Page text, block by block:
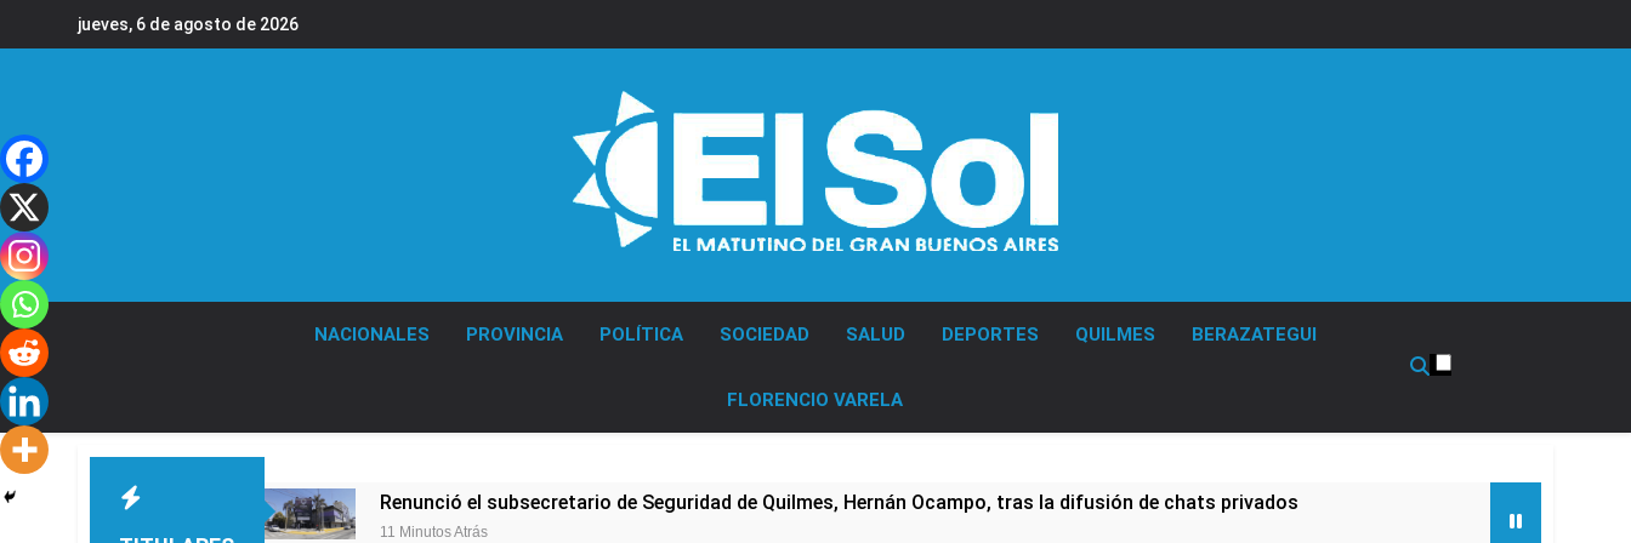
jueves, 6 de agosto de 2026
NACIONALES PROVINCIA POLÍTICA SOCIEDAD SALUD DEPORTES QUILMES BERAZATEGUI
FLORENCIO VARELA
Renunció el subsecretario de Seguridad de Quilmes, Hernán Ocampo, tras la difusión de chats privados
11 Minutos Atrás